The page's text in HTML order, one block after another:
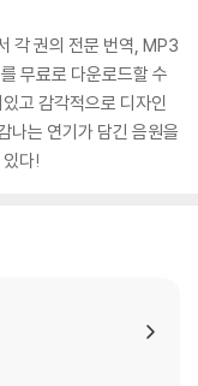
각 권의 전문 번역, MP3
무료로 다운로드할 수
고 감각적으로 디자인
는 연기가 담긴 음원을
다!